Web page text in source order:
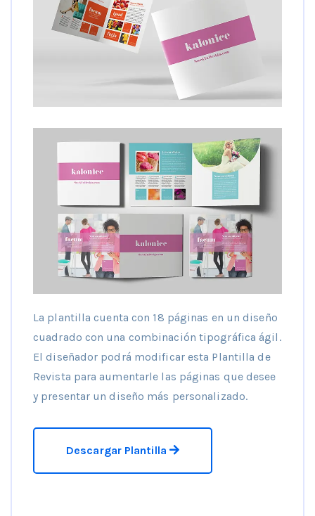
La plantilla cuenta con 18 páginas en un diseño
cuadrado con una combinación tipográfica ágil.
El diseñador podrá modificar esta Plantilla de
Revista para aumentarle las páginas que desee
y presentar un diseño más personalizado.
Descargar Plantilla